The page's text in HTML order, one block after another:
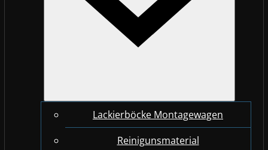
Lackierböcke Montagewagen
Reinigunsmaterial